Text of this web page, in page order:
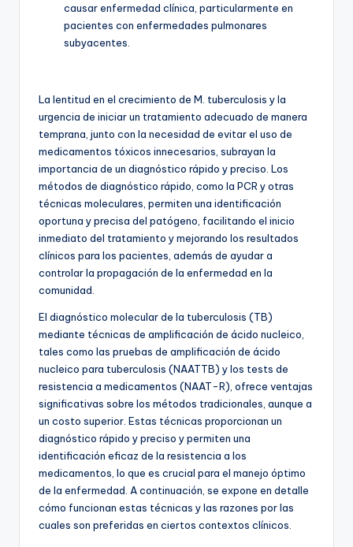
causar enfermedad clínica, particularmente en
pacientes con enfermedades pulmonares
subyacentes.
La lentitud en el crecimiento de M. tuberculosis y la
urgencia de iniciar un tratamiento adecuado de manera
temprana, junto con la necesidad de evitar el uso de
medicamentos tóxicos innecesarios, subrayan la
importancia de un diagnóstico rápido y preciso. Los
métodos de diagnóstico rápido, como la PCR y otras
técnicas moleculares, permiten una identificación
oportuna y precisa del patógeno, facilitando el inicio
inmediato del tratamiento y mejorando los resultados
clínicos para los pacientes, además de ayudar a
controlar la propagación de la enfermedad en la
comunidad.
El diagnóstico molecular de la tuberculosis (TB)
mediante técnicas de amplificación de ácido nucleico,
tales como las pruebas de amplificación de ácido
nucleico para tuberculosis (NAATTB) y los tests de
resistencia a medicamentos (NAAT-R), ofrece ventajas
significativas sobre los métodos tradicionales, aunque a
un costo superior. Estas técnicas proporcionan un
diagnóstico rápido y preciso y permiten una
identificación eficaz de la resistencia a los
medicamentos, lo que es crucial para el manejo óptimo
de la enfermedad. A continuación, se expone en detalle
cómo funcionan estas técnicas y las razones por las
cuales son preferidas en ciertos contextos clínicos.